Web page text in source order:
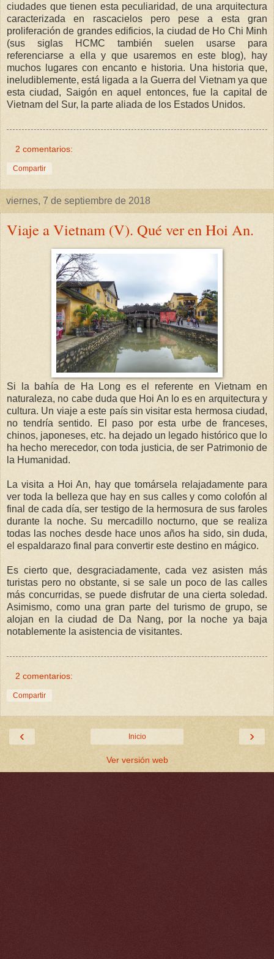
ciudades que tienen esta peculiaridad, de una arquitectura
caracterizada en rascacielos pero pese a esta gran
proliferación de grandes edificios, la ciudad de Ho Chi Minh
(sus siglas HCMC también suelen usarse para
referenciarse a ella y que usaremos en este blog), hay
muchos lugares con encanto e historia. Una historia que,
ineludiblemente, está ligada a la Guerra del Vietnam ya que
esta ciudad, Saigón en aquel entonces, fue la capital de
Vietnam del Sur, la parte aliada de los Estados Unidos.
2 comentarios:
Compartir
viernes, 7 de septiembre de 2018
Viaje a Vietnam (V). Qué ver en Hoi An.
Si la bahía de Ha Long es el referente en Vietnam en
naturaleza, no cabe duda que Hoi An lo es en arquitectura y
cultura. Un viaje a este país sin visitar esta hermosa ciudad,
no tendría sentido. El paso por esta urbe de franceses,
chinos, japoneses, etc. ha dejado un legado histórico que lo
ha hecho merecedor, con toda justicia, de ser Patrimonio de
la Humanidad.
La visita a Hoi An, hay que tomársela relajadamente para
ver toda la belleza que hay en sus calles y como colofón al
final de cada día, ser testigo de la hermosura de sus faroles
durante la noche. Su mercadillo nocturno, que se realiza
todas las noches desde hace unos años ha sido, sin duda,
el espaldarazo final para convertir este destino en mágico.
Es cierto que, desgraciadamente, cada vez asisten más
turistas pero no obstante, si se sale un poco de las calles
más concurridas, se puede disfrutar de una cierta soledad.
Asimismo, como una gran parte del turismo de grupo, se
alojan en la ciudad de Da Nang, por la noche ya baja
notablemente la asistencia de visitantes.
2 comentarios:
Compartir
‹ ›
Inicio
Ver versión web